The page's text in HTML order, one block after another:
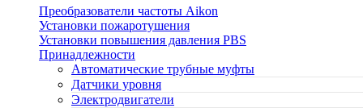
Преобразователи частоты Aikon
Установки пожаротушения
Установки повышения давления PBS
Принадлежности
Автоматические трубные муфты
Датчики уровня
Электродвигатели